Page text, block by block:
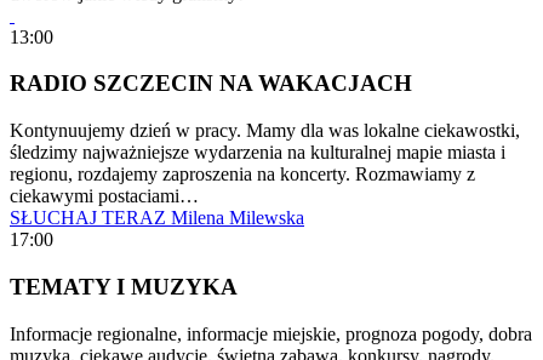
13:00
RADIO SZCZECIN NA WAKACJACH
Kontynuujemy dzień w pracy. Mamy dla was lokalne ciekawostki,
śledzimy najważniejsze wydarzenia na kulturalnej mapie miasta i
regionu, rozdajemy zaproszenia na koncerty. Rozmawiamy z
ciekawymi postaciami…
SŁUCHAJ TERAZ Milena Milewska
17:00
TEMATY I MUZYKA
Informacje regionalne, informacje miejskie, prognoza pogody, dobra
muzyka, ciekawe audycje, świetna zabawa, konkursy, nagrody.